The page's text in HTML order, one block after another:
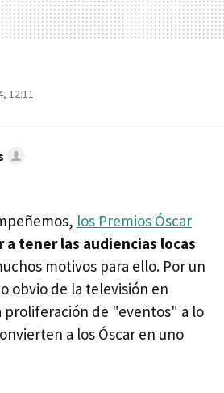
12:11
los Premios Óscar
a tener las audiencias locas
motivos para ello. Por un
obvio de la televisión en
proliferación de "eventos" a lo
a los Óscar en uno